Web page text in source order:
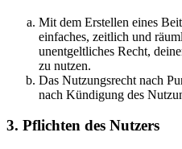
Mit dem Erstellen eines
einfaches, zeitlich und
unentgeltliches Recht,
zu nutzen.
Das Nutzungsrecht nach
nach Kündigung des
3. Pflichten des Nutzers